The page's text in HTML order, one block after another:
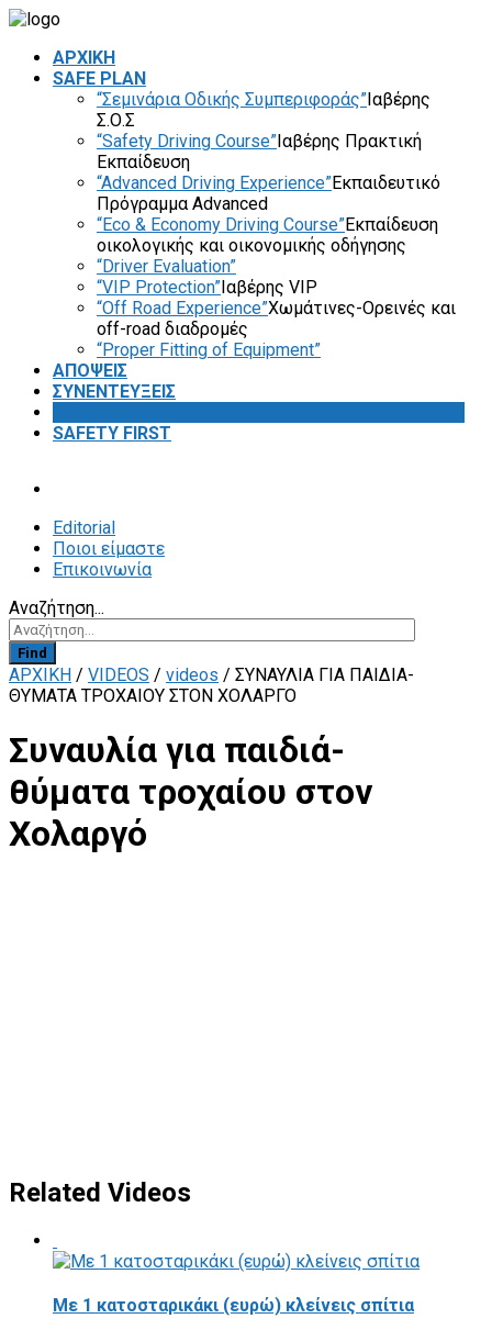
ΑΡΧΙΚΗ
SAFE PLAN
“Σεμινάρια Οδικής Συμπεριφοράς”Ιαβέρης
Σ.Ο.Σ
“Safety Driving Course”Ιαβέρης Πρακτική
Εκπαίδευση
“Advanced Driving Experience”Εκπαιδευτικό
Πρόγραμμα Advanced
“Eco & Economy Driving Course”Εκπαίδευση
οικολογικής και οικονομικής οδήγησης
“Driver Evaluation”
“VIP Protection”Ιαβέρης VIP
“Off Road Experience”Χωμάτινες-Ορεινές και
off-road διαδρομές
“Proper Fitting of Equipment”
ΑΠΟΨΕΙΣ
ΣΥΝΕΝΤΕΥΞΕΙΣ
SAFETY FIRST
Editorial
Ποιοι είμαστε
Επικοινωνία
Αναζήτηση...
Find
ΑΡΧΙΚΗ / VIDEOS / videos / ΣΥΝΑΥΛΊΑ ΓΙΑ ΠΑΙΔΙΆ-
ΘΎΜΑΤΑ ΤΡΟΧΑΊΟΥ ΣΤΟΝ ΧΟΛΑΡΓΌ
Συναυλία για παιδιά-
θύματα τροχαίου στον
Χολαργό
Related Videos
Με 1 κατοσταρικάκι (ευρώ) κλείνεις σπίτια